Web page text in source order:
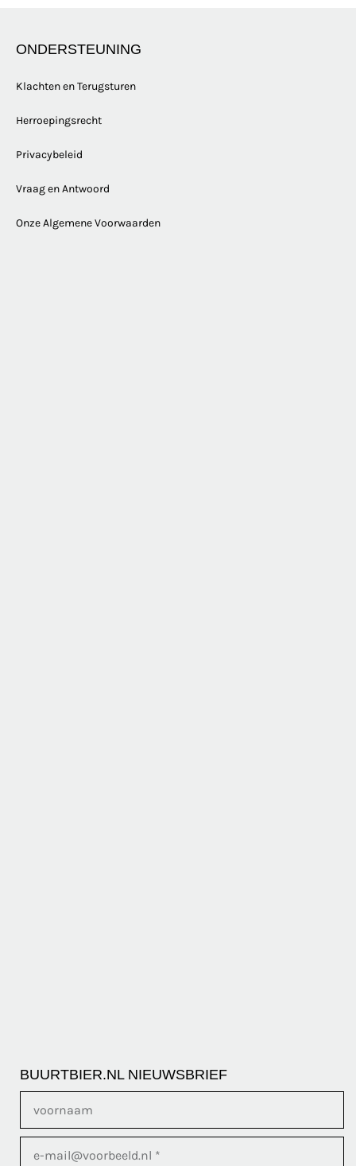
ONDERSTEUNING
Klachten en Terugsturen
Herroepingsrecht
Privacybeleid
Vraag en Antwoord
Onze Algemene Voorwaarden
BUURTBIER.NL NIEUWSBRIEF